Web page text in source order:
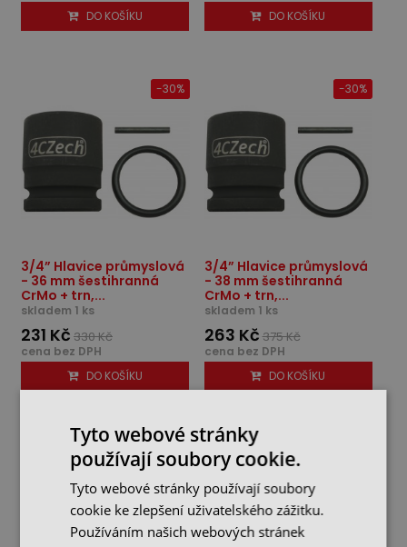
DO KOŠÍKU
DO KOŠÍKU
3/4” Hlavice průmyslová
- 36 mm šestihranná
CrMo + trn,...
skladem 1 ks
231 Kč 330 Kč
-30%
cena bez DPH
DO KOŠÍKU
3/4” Hlavice průmyslová
- 38 mm šestihranná
CrMo + trn,...
skladem 1 ks
263 Kč 375 Kč
-30%
cena bez DPH
DO KOŠÍKU
Tyto webové stránky
používají soubory cookie.
Tyto webové stránky používají soubory
cookie ke zlepšení uživatelského zážitku.
Používáním našich webových stránek